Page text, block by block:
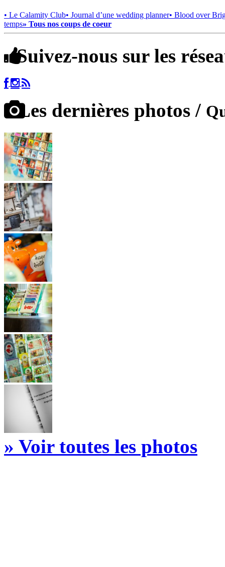
• Le Calamity Club• Journal d’une wedding planner• Blood over
temps» Tous nos coups de coeur
Suivez-nous sur les
Les dernières photos /
» Voir toutes les photos